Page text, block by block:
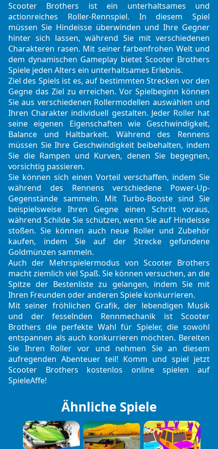
Scooter Brothers ist ein unterhaltsames und
actionreiches Roller-Rennspiel. In diesem Spiel
müssen Sie Hindeisse überwinden und Ihre Gegner
hinter sich lassen, während Sie mit verschiedenen
Charakteren rasen. Mit seiner farbenfrohen Welt und
dem dynamischen Gameplay bietet Scooter Brothers
Spiele jeden Alters ein unterhaltsames Erlebnis.
Ziel des Spiels ist es, auf bestimmten Strecken vor den
Gegne das Ziel zu erreichen. Vor Spielbeginn können
Sie aus verschiedenen Rollermodellen auswählen und
Ihren Charakter individuell gestalten. Jeder Roller hat
seine eigenen Eigenschaften wie Geschwindigkeit,
Balance und Haltbarkeit. Während des Rennens
müssen Sie Ihre Geschwindigkeit beibehalten, indem
Sie die Rampen und Kurven, denen Sie begegnen,
vorsichtig passieren.
Sie können sich einen Vorteil verschaffen, indem Sie
während des Rennens verschiedene Power-Up-
Gegenstände sammeln. Mit Turbo-Booste sind Sie
beispielsweise Ihren Gegne einen Schritt voraus,
während Schilde Sie schützen, wenn Sie auf Hindeisse
stoßen. Sie können auch neue Roller und Zubehör
kaufen, indem Sie auf der Strecke gefundene
Goldmünzen sammeln.
Auch der Mehrspielermodus von Scooter Brothers
macht ziemlich viel Spaß. Sie können versuchen, an die
Spitze der Bestenliste zu gelangen, indem Sie mit
Ihren Freunden oder anderen Spiele konkurrieren.
Mit seiner fröhlichen Grafik, der lebendigen Musik
und der fesselnden Rennmechanik ist Scooter
Brothers die perfekte Wahl für Spieler, die sowohl
entspannen als auch konkurrieren möchten. Bereiten
Sie Ihren Roller vor und nehmen Sie an diesem
aufregenden Abenteuer teil! Komm und spiel jetzt
Scooter Brothers kostenlos online spielen auf
SpieleAffe!
Ähnliche Spiele